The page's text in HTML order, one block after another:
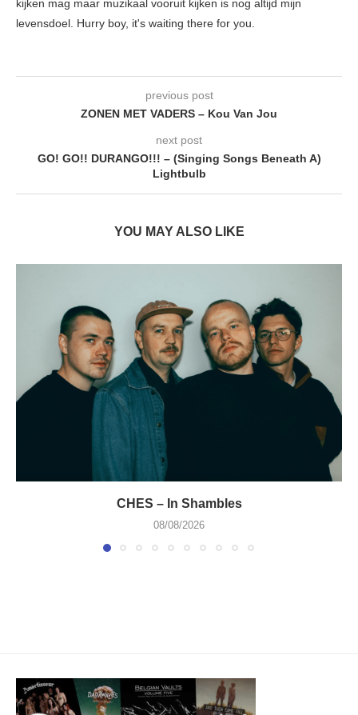
kijken mag maar muzikaal vooruit kijken is nog altijd mijn
levensdoel. Hurry boy, it's waiting there for you.
previous post
ZONEN MET VADERS – Kou Van Jou
next post
GO! GO!! DURANGO!!! – (Singing Songs Beneath A)
Lightbulb
YOU MAY ALSO LIKE
CHES – In Shambles
08/08/2026